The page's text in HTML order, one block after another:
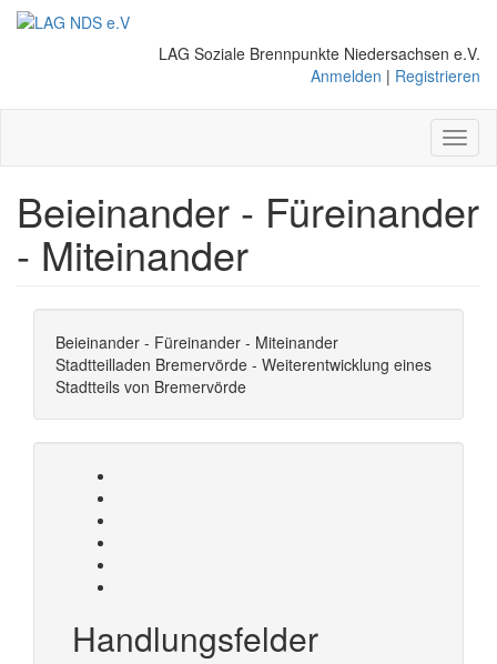
Direkt
zum
LAG Soziale Brennpunkte Niedersachsen e.V.
Anmelden | Registrieren
Beieinander - Füreinander
- Miteinander
Beieinander - Füreinander - Miteinander
Stadtteilladen Bremervörde - Weiterentwicklung eines
Stadtteils von Bremervörde
Handlungsfelder